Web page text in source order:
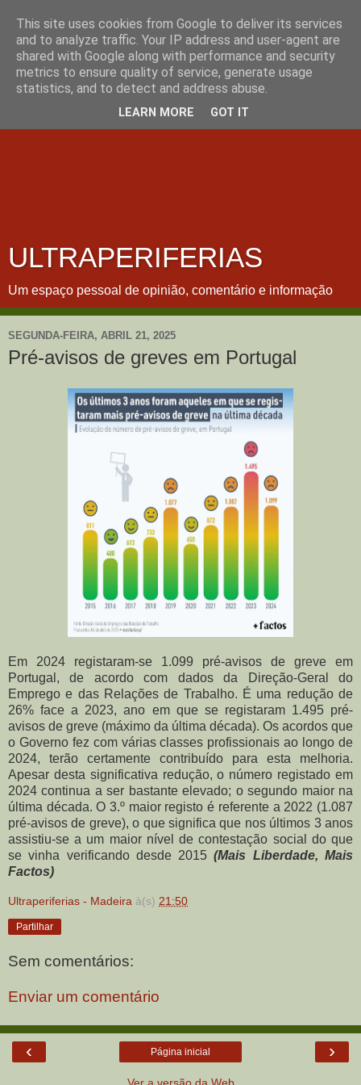
ULTRAPERIFERIAS
Um espaço pessoal de opinião, comentário e informação
SEGUNDA-FEIRA, ABRIL 21, 2025
Pré-avisos de greves em Portugal
Em 2024 registaram-se 1.099 pré-avisos de greve em
Portugal, de acordo com dados da Direção-Geral do
Emprego e das Relações de Trabalho. É uma redução de
26% face a 2023, ano em que se registaram 1.495 pré-
avisos de greve (máximo da última década). Os acordos que
o Governo fez com várias classes profissionais ao longo de
2024, terão certamente contribuído para esta melhoria.
Apesar desta significativa redução, o número registado em
2024 continua a ser bastante elevado; o segundo maior na
última década. O 3.º maior registo é referente a 2022 (1.087
pré-avisos de greve), o que significa que nos últimos 3 anos
assistiu-se a um maior nível de contestação social do que
se vinha verificando desde 2015 (Mais Liberdade, Mais
Factos)
Ultraperiferias - Madeira à(s) 21:50
Partilhar
Sem comentários:
Enviar um comentário
‹ ›
Página inicial
This site uses cookies from Google to deliver its services
and to analyze traffic. Your IP address and user-agent are
shared with Google along with performance and security
metrics to ensure quality of service, generate usage
statistics, and to detect and address abuse.
LEARN MORE GOT IT